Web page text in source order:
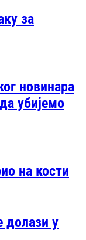
за
новинара
убијемо
на кости
долази у